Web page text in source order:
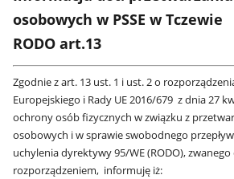
osobowych w PSSE w Tczewie
RODO art.13
Zgodnie z art. 13 ust. 1 i ust. 2 o
Europejskiego i Rady UE 2016/679 z dnia 27
ochrony osób fizycznych w związku z
osobowych i w sprawie swobodnego
uchylenia dyrektywy 95/WE (RODO),
rozporządzeniem, informuję iż: